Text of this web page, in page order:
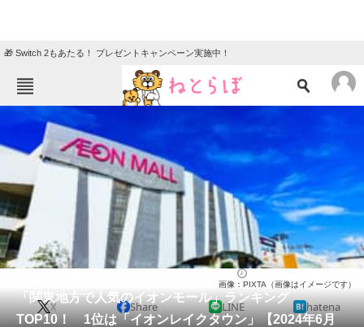
🎁 Switch 2もあたる！ プレゼントキャンペーン実施中！
ねとらぼメニュー
ニュース
エンタメ クイズ
グルメ 地域
住まい 教育・育児
動物 リサーチ
会員記事
「関東地方で人気のイオンモール」ランキング
TOP10！ 1位は「イオンレイクタウン」【2024年6月
画像：PIXTA（画像はイメージです）
X Share LINE hatena